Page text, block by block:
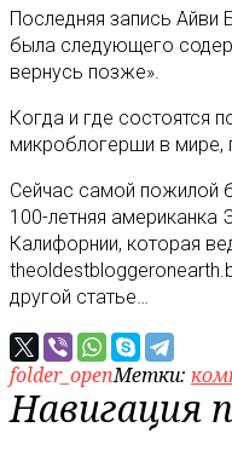
Последняя запись Айви
была следующего
вернусь позже».
Когда и где состоятся
микроблогерши в мире,
Сейчас самой пожилой
100-летняя американка
Калифорнии, которая
другой статье…
folder_openМетки:
Навигация